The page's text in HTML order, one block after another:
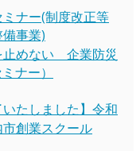
ナー(制度改正等
事業)
止めない 企業防災
ナー）
いたしました】令和
創業スクール